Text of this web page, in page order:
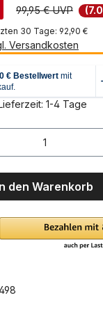
99,95 € UVP
30 Tage: 92,90 €
Versandkosten
1-4 Tage
Gib den
den Warenkorb